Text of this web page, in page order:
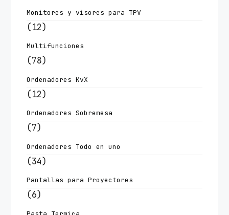
Monitores y visores para TPV
(12)
Multifunciones
(78)
Ordenadores KvX
(12)
Ordenadores Sobremesa
(7)
Ordenadores Todo en uno
(34)
Pantallas para Proyectores
(6)